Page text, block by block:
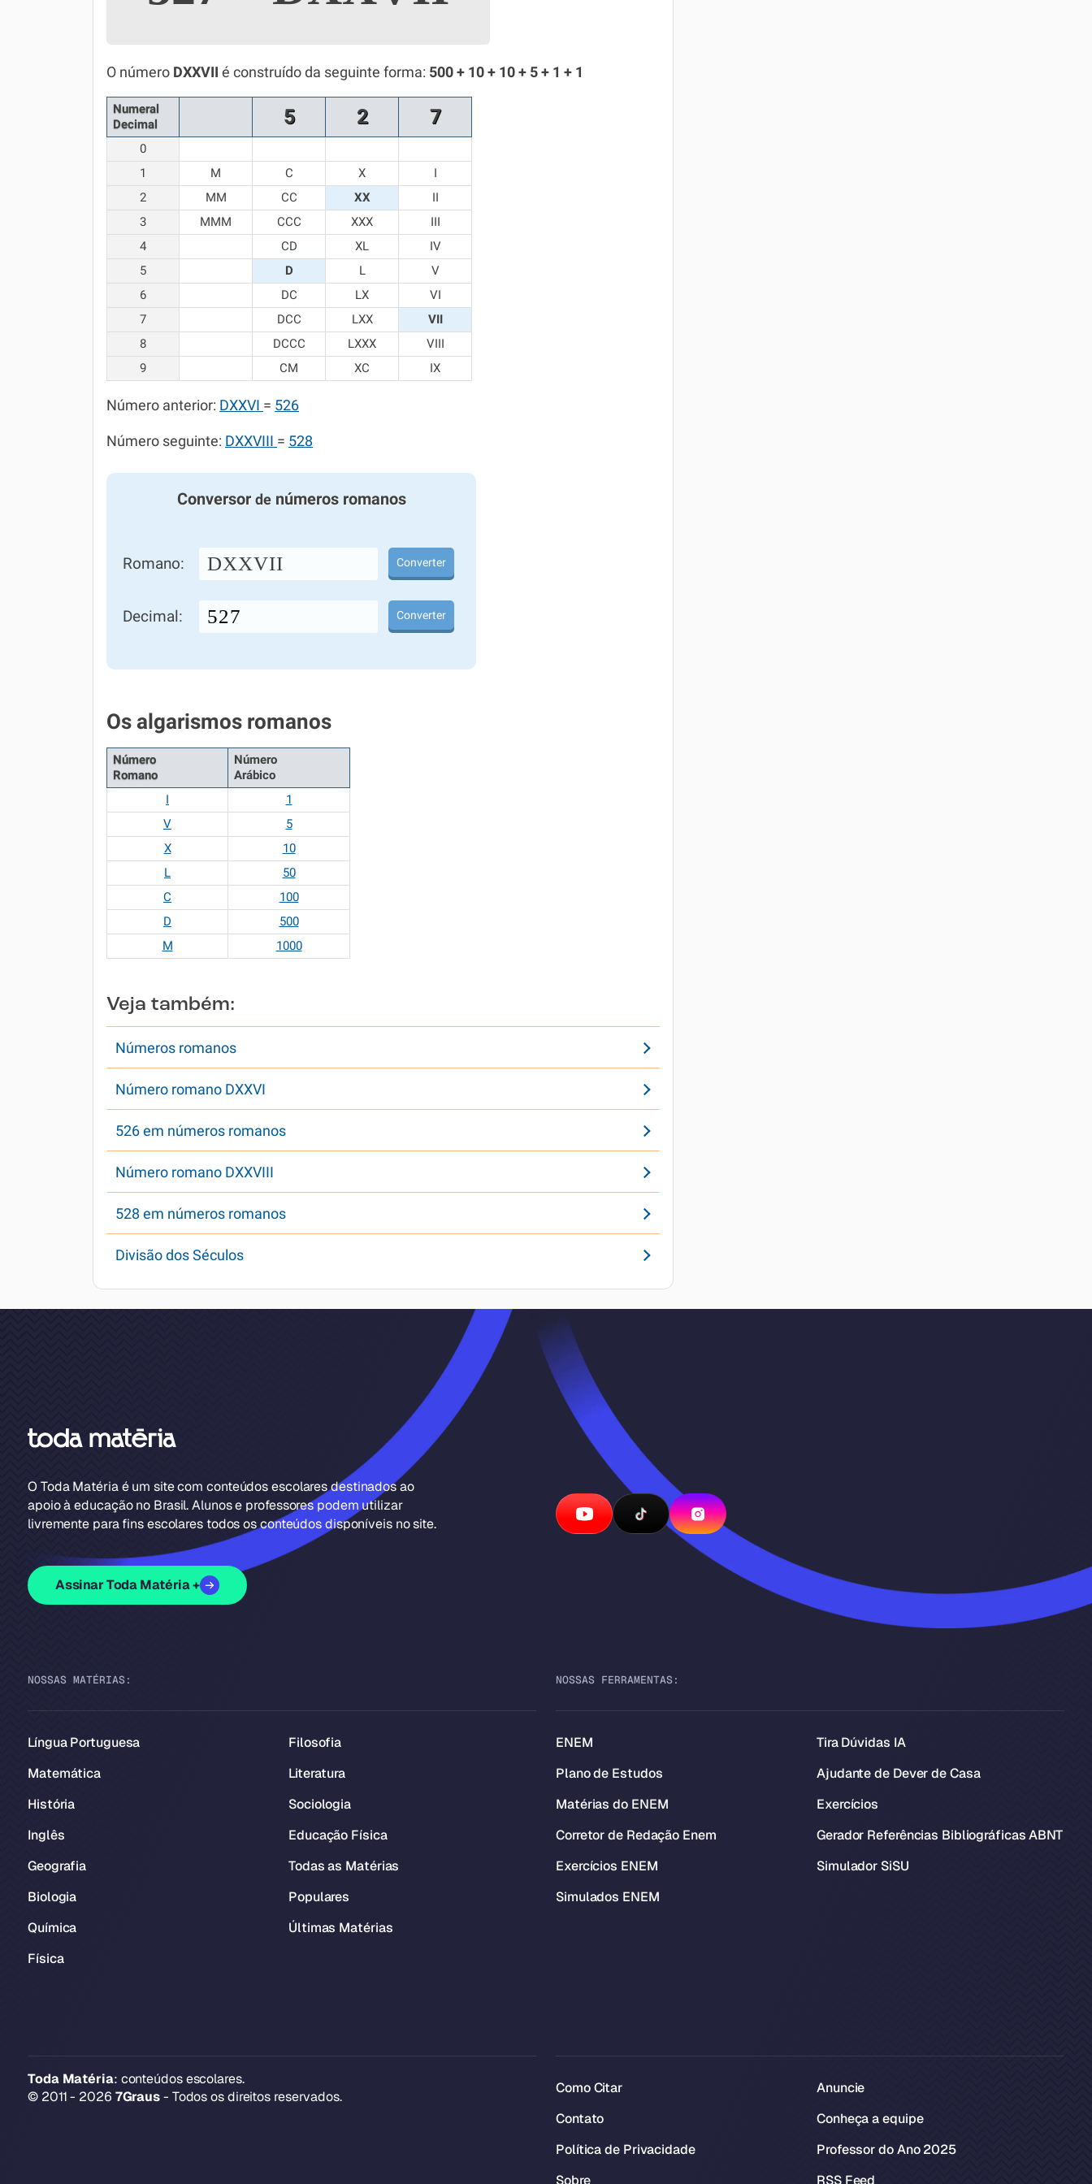
Química
Todos os Exercícios
O número DXXVII é construído da seguinte forma: 500 + 10 + 10 + 5 + 1 + 1
Numeral
Decimal
5 2 7
0
1
M C X
I
2
MM CC XX
II
3
MMM CCC XXX
III
4
CD XL
IV
5
D L
V
6
DC LX
VI
7
DCC LXX
VII
8
DCCC LXXX
VIII
9
CM XC IX
Número anterior: DXXVI = 526
Número seguinte: DXXVIII = 528
Conversor denúmeros romanos
Romano: DXXVII Converter
Decimal: Converter
Os algarismos romanos
Número
Romano
Número
Arábico
I
1
V
5
X
10
L
50
C
100
D
500
M
1000
Veja também:
Números romanos
Número romano DXXVI
526 em números romanos
Número romano DXXVIII
528 em números romanos
Divisão dos Séculos
O Toda Matéria é um site com conteúdos escolares destinados ao
apoio à educação no Brasil. Alunos e professores podem utilizar
livremente para fins escolares todos os conteúdos disponíveis no site.
Assinar Toda Matéria +
NOSSAS MATÉRIAS:
Língua Portuguesa
Matemática
História
Inglês
Geografia
Biologia
Química
Física
Filosofia
Literatura
Sociologia
Educação Física
Todas as Matérias
Populares
Últimas Matérias
NOSSAS FERRAMENTAS:
ENEM
Plano de Estudos
Matérias do ENEM
Corretor de Redação Enem
Exercícios ENEM
Simulados ENEM
Tira Dúvidas IA
Ajudante de Dever de Casa
Exercícios
Gerador Referências Bibliográficas ABNT
Simulador SiSU
Toda Matéria: conteúdos escolares.
© 2011 - 2026 7Graus- Todos os direitos reservados.
Como Citar
Contato
Política de Privacidade
Sobre
Anuncie
Conheça a equipe
Professor do Ano 2025
RSS Feed